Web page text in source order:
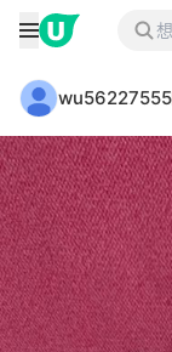
wu56227555